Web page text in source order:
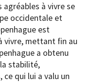
agréables à vivre se
occidentale et
est
vivre, mettant fin au
a obtenu
stabilité,
qui lui a valu un